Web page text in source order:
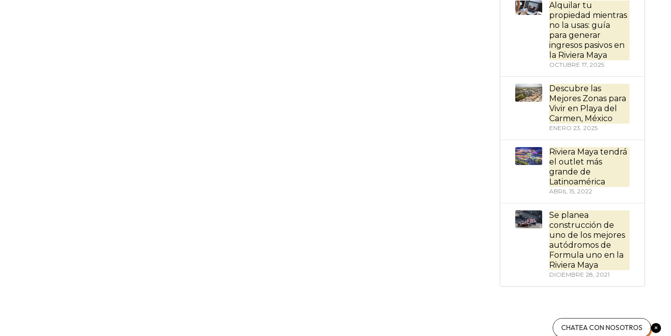
Alquilar tu
propiedad mientras
no la usas: guía
para generar
ingresos pasivos en
la Riviera Maya
OCTUBRE 17, 2025
Descubre las
Mejores Zonas para
Vivir en Playa del
Carmen, México
ENERO 23, 2025
Riviera Maya tendrá
el outlet más
grande de
Latinoamérica
ABRIL 15, 2022
Se planea
construcción de
uno de los mejores
autódromos de
Formula uno en la
Riviera Maya
DICIEMBRE 28, 2021
CHATEA CON NOSOTROS